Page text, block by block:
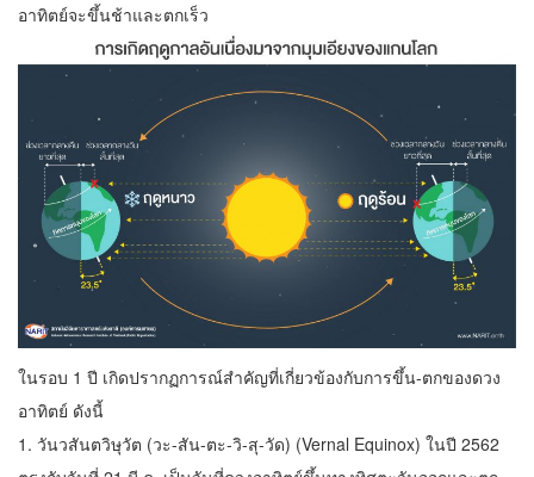
อาทิตย์จะขึ้นช้าและตกเร็ว
ในรอบ 1 ปี เกิดปรากฏการณ์สำคัญที่เกี่ยวข้องกับการขึ้น-ตกของดวง
อาทิตย์ ดังนี้
1. วันวสันตวิษุวัต (วะ-สัน-ตะ-วิ-สุ-วัด) (Vernal Equinox) ในปี 2562